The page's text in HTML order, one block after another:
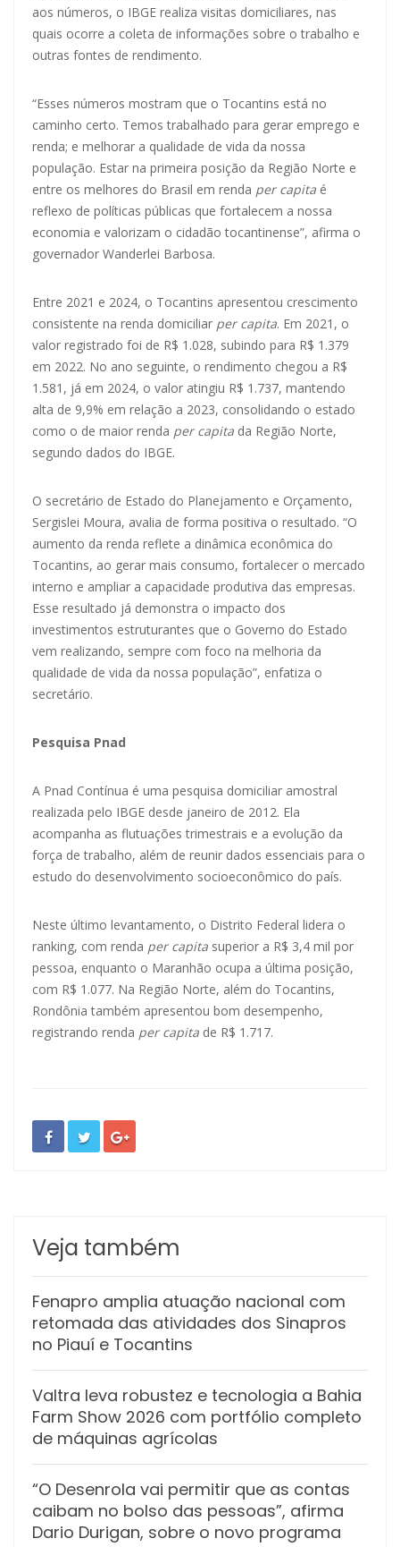
aos números, o IBGE realiza visitas domiciliares, nas
quais ocorre a coleta de informações sobre o trabalho e
outras fontes de rendimento.
“Esses números mostram que o Tocantins está no
caminho certo. Temos trabalhado para gerar emprego e
renda; e melhorar a qualidade de vida da nossa
população. Estar na primeira posição da Região Norte e
entre os melhores do Brasil em renda per capita é
reflexo de políticas públicas que fortalecem a nossa
economia e valorizam o cidadão tocantinense”, afirma o
governador Wanderlei Barbosa.
Entre 2021 e 2024, o Tocantins apresentou crescimento
consistente na renda domiciliar per capita. Em 2021, o
valor registrado foi de R$ 1.028, subindo para R$ 1.379
em 2022. No ano seguinte, o rendimento chegou a R$
1.581, já em 2024, o valor atingiu R$ 1.737, mantendo
alta de 9,9% em relação a 2023, consolidando o estado
como o de maior renda per capita da Região Norte,
segundo dados do IBGE.
O secretário de Estado do Planejamento e Orçamento,
Sergislei Moura, avalia de forma positiva o resultado. “O
aumento da renda reflete a dinâmica econômica do
Tocantins, ao gerar mais consumo, fortalecer o mercado
interno e ampliar a capacidade produtiva das empresas.
Esse resultado já demonstra o impacto dos
investimentos estruturantes que o Governo do Estado
vem realizando, sempre com foco na melhoria da
qualidade de vida da nossa população”, enfatiza o
secretário.
Pesquisa Pnad
A Pnad Contínua é uma pesquisa domiciliar amostral
realizada pelo IBGE desde janeiro de 2012. Ela
acompanha as flutuações trimestrais e a evolução da
força de trabalho, além de reunir dados essenciais para o
estudo do desenvolvimento socioeconômico do país.
Neste último levantamento, o Distrito Federal lidera o
ranking, com renda per capita superior a R$ 3,4 mil por
pessoa, enquanto o Maranhão ocupa a última posição,
com R$ 1.077. Na Região Norte, além do Tocantins,
Rondônia também apresentou bom desempenho,
registrando renda per capita de R$ 1.717.
Veja também
Fenapro amplia atuação nacional com
retomada das atividades dos Sinapros
no Piauí e Tocantins
Valtra leva robustez e tecnologia a Bahia
Farm Show 2026 com portfólio completo
de máquinas agrícolas
“O Desenrola vai permitir que as contas
caibam no bolso das pessoas”, afirma
Dario Durigan, sobre o novo programa